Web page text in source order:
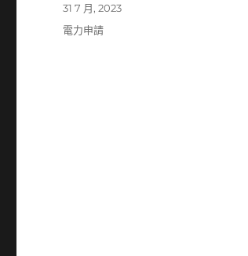
發
佈
31 7 月, 2023
分
電力申請